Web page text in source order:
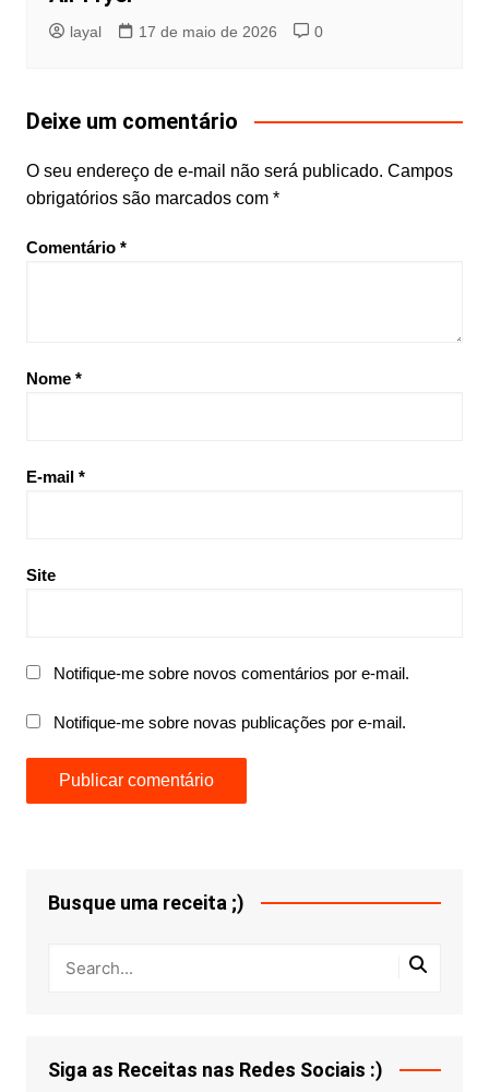
layal 17 de maio de 2026 0
Deixe um comentário
O seu endereço de e-mail não será publicado. Campos
obrigatórios são marcados com *
Comentário *
Nome *
E-mail *
Site
Notifique-me sobre novos comentários por e-mail.
Notifique-me sobre novas publicações por e-mail.
Busque uma receita ;)
Siga as Receitas nas Redes Sociais :)